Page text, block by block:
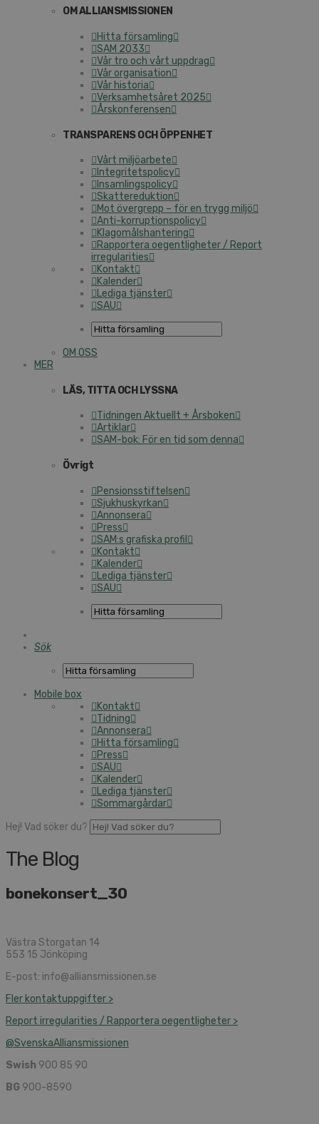
OM ALLIANSMISSIONEN
Hitta församling
SAM 2033
Vår tro och vårt uppdrag
Vår organisation
Vår historia
Verksamhetsåret 2025
Årskonferensen
TRANSPARENS OCH ÖPPENHET
Vårt miljöarbete
Integritetspolicy
Insamlingspolicy
Skattereduktion
Mot övergrepp – för en trygg miljö
Anti-korruptionspolicy
Klagomålshantering
Rapportera oegentligheter / Report
irregularities
Kontakt
Kalender
Lediga tjänster
SAU
OM OSS
MER
LÄS, TITTA OCH LYSSNA
Tidningen Aktuellt + Årsboken
Artiklar
SAM-bok: För en tid som denna
Övrigt
Pensionsstiftelsen
Sjukhuskyrkan
Annonsera
Press
SAM:s grafiska profil
Kontakt
Kalender
Lediga tjänster
SAU
Sök
Mobile box
Kontakt
Tidning
Annonsera
Hitta församling
Press
SAU
Kalender
Lediga tjänster
Sommargårdar
Hej! Vad söker du?
The Blog
bonekonsert_30
Västra Storgatan 14
553 15 Jönköping
E-post: info@alliansmissionen.se
Fler kontaktuppgifter >
Report irregularities / Rapportera oegentligheter >
@SvenskaAlliansmissionen
Swish 900 85 90
BG 900-8590